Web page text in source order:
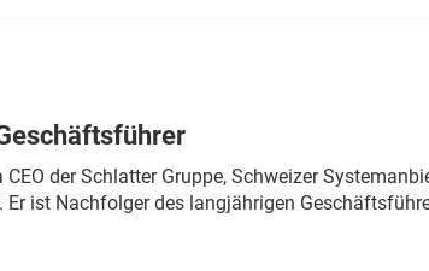
der Schlatter Gruppe, Schweizer
ist Nachfolger des langjährigen